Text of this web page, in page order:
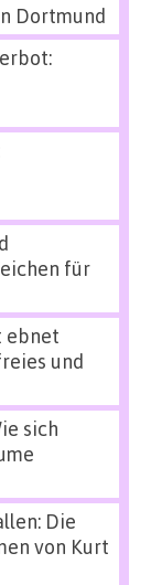
Dortmund
für
ebnet
und
sich
Die
von Kurt